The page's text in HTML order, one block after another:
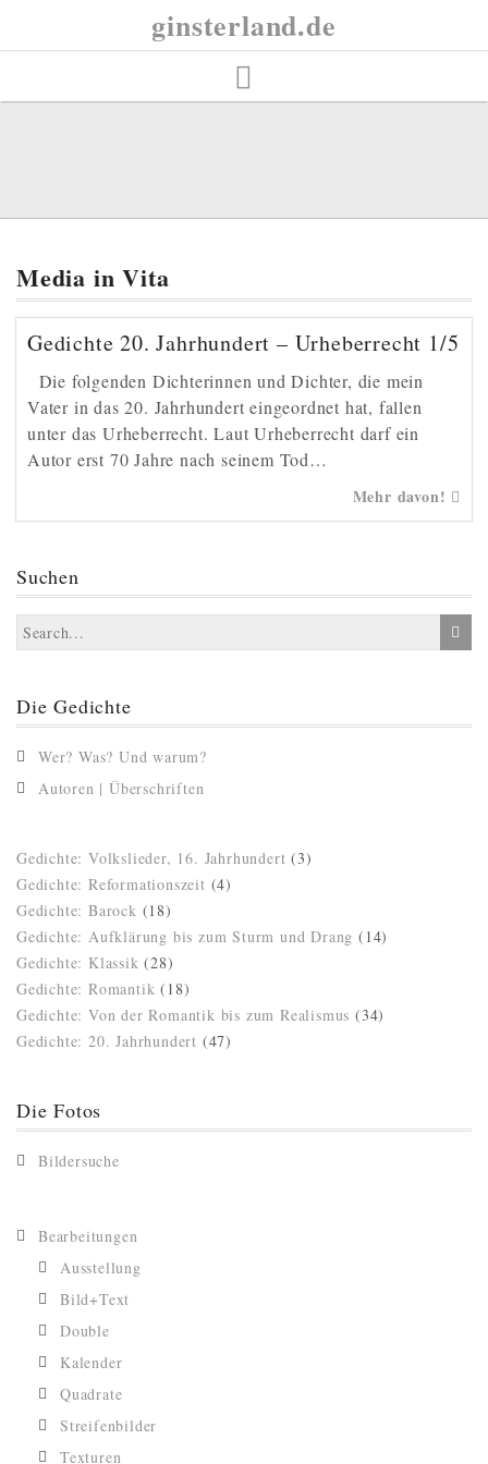
ginsterland.de
Media in Vita
Gedichte 20. Jahrhundert – Urheberrecht 1/5
Die folgenden Dichterinnen und Dichter, die mein
Vater in das 20. Jahrhundert eingeordnet hat, fallen
unter das Urheberrecht. Laut Urheberrecht darf ein
Autor erst 70 Jahre nach seinem Tod…
Mehr davon!
Suchen
Die Gedichte
Wer? Was? Und warum?
Autoren | Überschriften
Gedichte: Volkslieder, 16. Jahrhundert (3)
Gedichte: Reformationszeit (4)
Gedichte: Barock (18)
Gedichte: Aufklärung bis zum Sturm und Drang (14)
Gedichte: Klassik (28)
Gedichte: Romantik (18)
Gedichte: Von der Romantik bis zum Realismus (34)
Gedichte: 20. Jahrhundert (47)
Die Fotos
Bildersuche
Bearbeitungen
Ausstellung
Bild+Text
Double
Kalender
Quadrate
Streifenbilder
Texturen